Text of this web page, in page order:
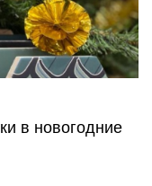
в новогодние